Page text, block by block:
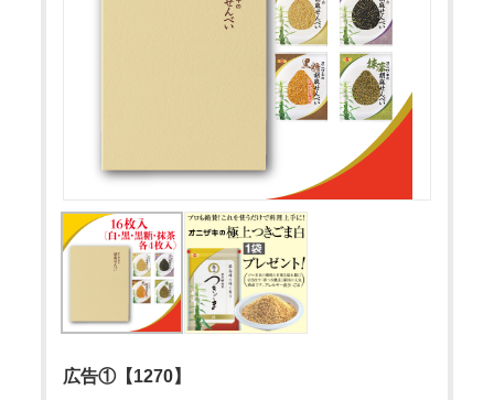
広告①【1270】